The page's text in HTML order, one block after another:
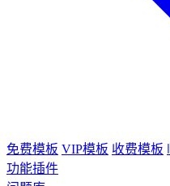
免费模板 VIP模板 收费模板
功能插件